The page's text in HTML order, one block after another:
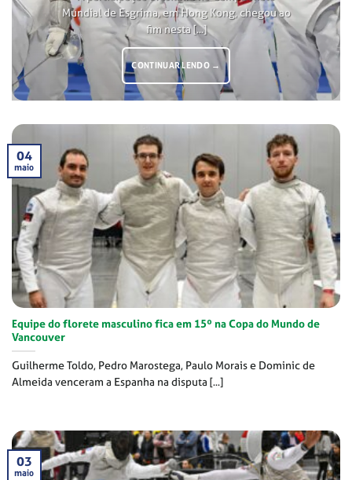
Mundial de Esgrima, em Hong Kong, chegou ao
fim nesta [...]
CONTINUAR LENDO →
Equipe do florete masculino fica em 15º na Copa do Mundo de
Vancouver
Guilherme Toldo, Pedro Marostega, Paulo Morais e Dominic de
Almeida venceram a Espanha na disputa [...]
04
maio
03
maio